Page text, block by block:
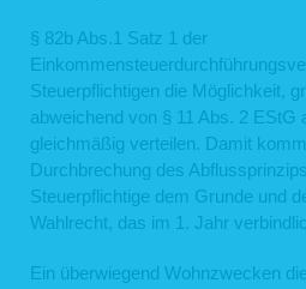
§ 82b Abs.1 Satz 1 der
Steuerpflichtigen die Möglichkeit,
abweichend von § 11 Abs. 2 EStG
gleichmäßig verteilen. Damit
Durchbrechung des
Steuerpflichtige dem Grunde und
Wahlrecht, das im 1. Jahr
Ein überwiegend Wohnzwecken
5. Verwendung von Cookies
Auf unseren Webseiten setzen wir
Rechner gespeichert und von diesem
Cookie enthält eine charakteristische
Identifizierung Deines Webbrowsers beim
ermöglicht.
Cookies zur Reichweitenmessung
Informationen über die Nutzung unserer
wie Besucher mit unseren Webseiten
können wir beispielsweise die
6. Ihre Betroffenenrechte